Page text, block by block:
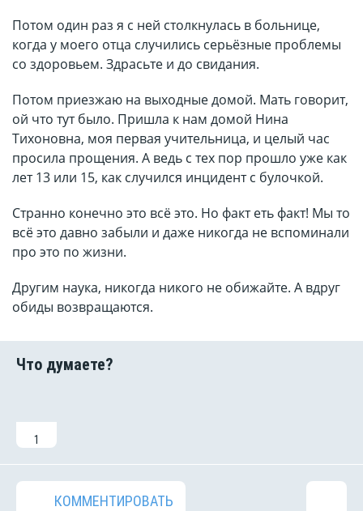
Потом один раз я с ней столкнулась в больнице,
когда у моего отца случились серьёзные проблемы
со здоровьем. Здрасьте и до свидания.
Потом приезжаю на выходные домой. Мать говорит,
ой что тут было. Пришла к нам домой Нина
Тихоновна, моя первая учительница, и целый час
просила прощения. А ведь с тех пор прошло уже как
лет 13 или 15, как случился инцидент с булочкой.
Странно конечно это всё это. Но факт еть факт! Мы то
всё это давно забыли и даже никогда не вспоминали
про это по жизни.
Другим наука, никогда никого не обижайте. А вдруг
обиды возвращаются.
1
КОММЕНТИРОВАТЬ